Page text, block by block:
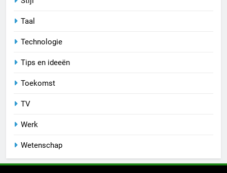
Taal
Technologie
Tips en ideeën
Toekomst
TV
Werk
Wetenschap